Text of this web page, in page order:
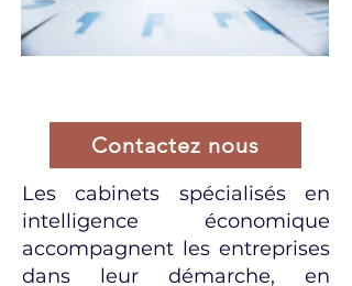
Les cabinets spécialisés en
intelligence économique
accompagnent les entreprises
dans leur démarche, en
Contactez nous